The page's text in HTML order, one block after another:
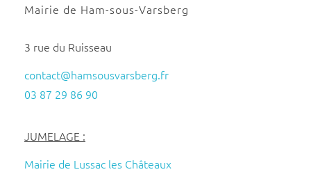
Mairie de Ham-sous-Varsberg
3 rue du Ruisseau
contact@hamsousvarsberg.fr
03 87 29 86 90
JUMELAGE :
Mairie de Lussac les Châteaux